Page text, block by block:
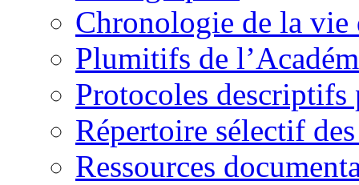
Chronologie de la vie
Plumitifs de
Protocoles descriptifs
Répertoire sélectif
Ressources